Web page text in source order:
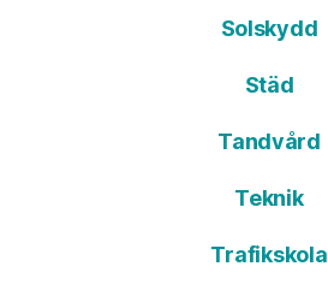
Solskydd
Städ
Tandvård
Teknik
Trafikskola